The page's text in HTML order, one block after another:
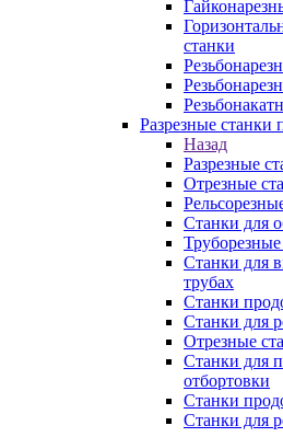
станки
Разрезные станки
Назад
Разрезные
Отрезные
Станки для
Станки для
трубаx
Станки
Станки для
Отрезные
Станки для
отбортовки
Станки
Станки для